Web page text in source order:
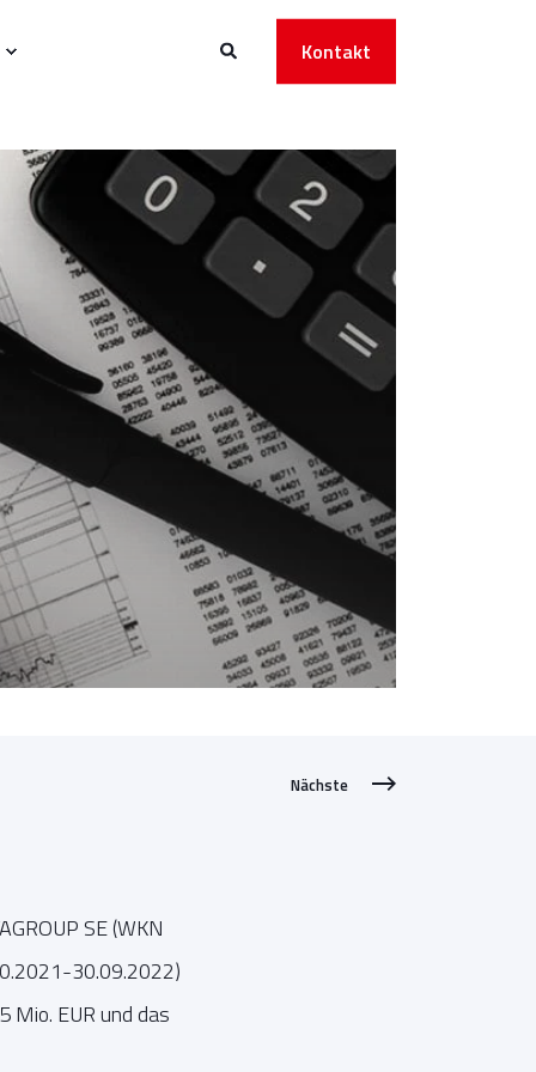
Kontakt
Nächste
SE (WKN
30.09.2022)
Mio. EUR und das